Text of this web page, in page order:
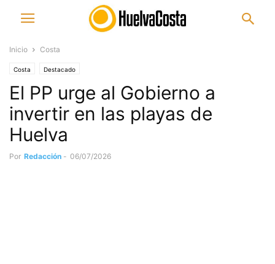
Inicio Costa
Costa Destacado
El PP urge al Gobierno a
invertir en las playas de
Huelva
Por Redacción - 06/07/2026